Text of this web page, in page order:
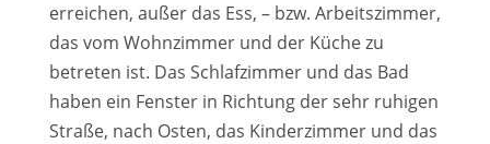
erreichen, außer das Ess, – bzw. Arbeitszimmer,
das vom Wohnzimmer und der Küche zu
betreten ist. Das Schlafzimmer und das Bad
haben ein Fenster in Richtung der sehr ruhigen
Straße, nach Osten, das Kinderzimmer und das